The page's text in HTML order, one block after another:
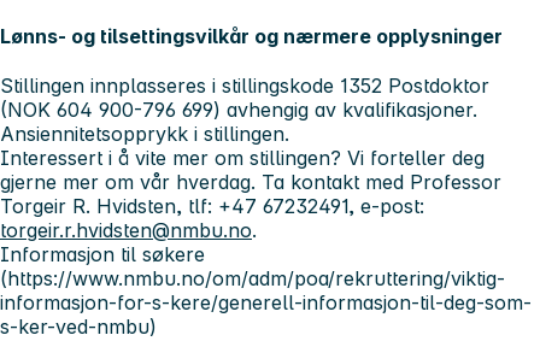
Lønns- og tilsettingsvilkår og nærmere opplysninger
Stillingen innplasseres i stillingskode 1352 Postdoktor
(NOK 604 900-796 699) avhengig av kvalifikasjoner.
Ansiennitetsopprykk i stillingen.
Interessert i å vite mer om stillingen? Vi forteller deg
gjerne mer om vår hverdag. Ta kontakt med Professor
Torgeir R. Hvidsten, tlf: +47 67232491, e-post:
torgeir.r.hvidsten@nmbu.no.
Informasjon til søkere
(https://www.nmbu.no/om/adm/poa/rekruttering/viktig-
informasjon-for-s-kere/generell-informasjon-til-deg-som-
s-ker-ved-nmbu)